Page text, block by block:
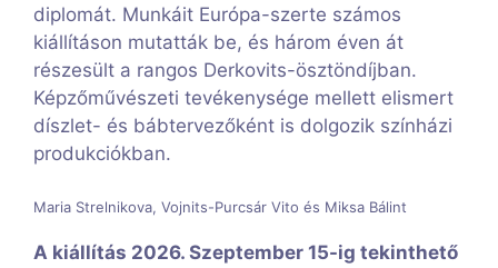
diplomát. Munkáit Európa-szerte számos
kiállításon mutatták be, és három éven át
részesült a rangos Derkovits-ösztöndíjban.
Képzőművészeti tevékenysége mellett elismert
díszlet- és bábtervezőként is dolgozik színházi
produkciókban.
Maria Strelnikova, Vojnits-Purcsár Vito és Miksa Bálint
A kiállítás 2026. Szeptember 15-ig tekinthető